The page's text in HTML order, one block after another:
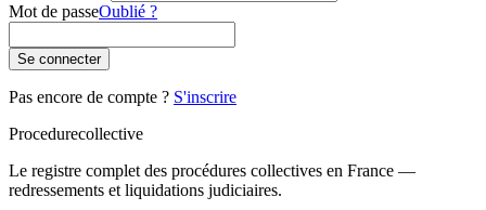
Mot de passeOublié ?
Se connecter
Pas encore de compte ? S'inscrire
Procedurecollective
Le registre complet des procédures collectives en France —
redressements et liquidations judiciaires.